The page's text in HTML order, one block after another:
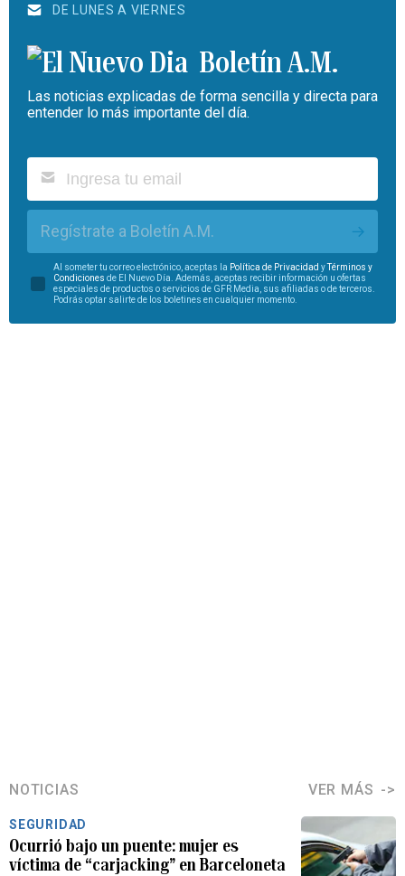
DE LUNES A VIERNES
Boletín A.M.
Las noticias explicadas de forma sencilla y directa para
entender lo más importante del día.
Regístrate a Boletín A.M.
Al someter tu correo electrónico, aceptas la Política de Privacidad yTérminos y
Condiciones de El Nuevo Día. Además, aceptas recibir información u ofertas
especiales de productos o servicios de GFR Media, sus afiliadas o de terceros.
Podrás optar salirte de los boletines en cualquier momento.
NOTICIAS VER MÁS
SEGURIDAD
Ocurrió bajo un puente: mujer es
víctima de “carjacking” en Barceloneta